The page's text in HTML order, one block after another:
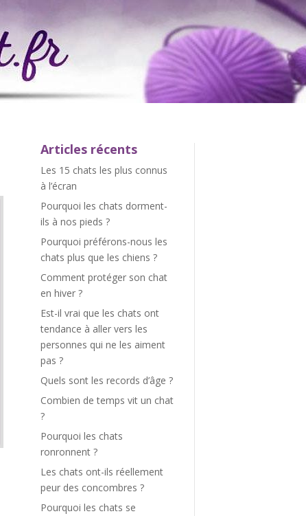
Articles récents
Les 15 chats les plus connus
à l’écran
Pourquoi les chats dorment-
ils à nos pieds ?
Pourquoi préférons-nous les
chats plus que les chiens ?
Comment protéger son chat
en hiver ?
Est-il vrai que les chats ont
tendance à aller vers les
personnes qui ne les aiment
pas ?
Quels sont les records d’âge ?
Combien de temps vit un chat
?
Pourquoi les chats
ronronnent ?
Les chats ont-ils réellement
peur des concombres ?
Pourquoi les chats se